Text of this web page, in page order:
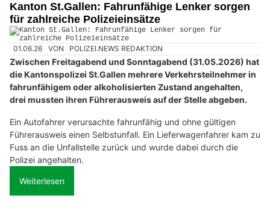
Kanton St.Gallen: Fahrunfähige Lenker sorgen
für zahlreiche Polizeieinsätze
01.06.26 VON POLIZEI.NEWS REDAKTION
Zwischen Freitagabend und Sonntagabend (31.05.2026) hat
die Kantonspolizei St.Gallen mehrere Verkehrsteilnehmer in
fahrunfähigem oder alkoholisierten Zustand angehalten,
drei mussten ihren Führerausweis auf der Stelle abgeben.
Ein Autofahrer verursachte fahrunfähig und ohne gültigen
Führerausweis einen Selbstunfall. Ein Lieferwagenfahrer kam zu
Fuss an die Unfallstelle zurück und wurde dabei durch die
Polizei angehalten.
Weiterlesen